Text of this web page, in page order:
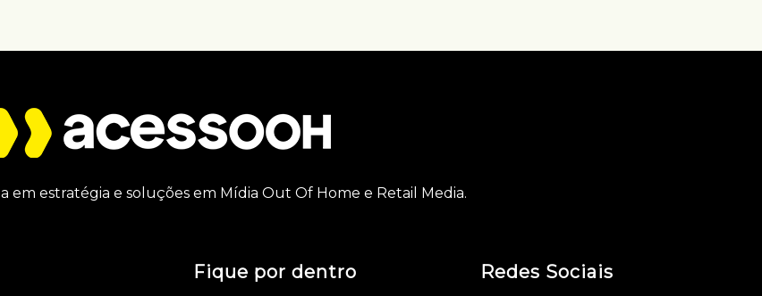
em estratégia e soluções em Mídia Out Of Home e Retail Media.
Fique por dentro Redes Sociais